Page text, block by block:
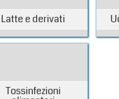
Latte e derivati
Tossinfezioni